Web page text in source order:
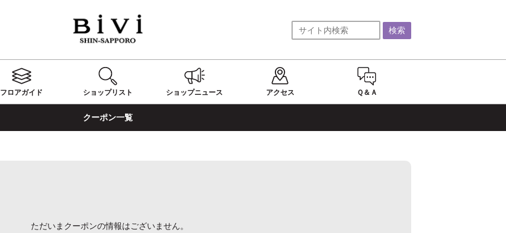
フロアガイド ショップリスト ショップニュース アクセス Ｑ＆Ａ
クーポン一覧
ただいまクーポンの情報はございません。